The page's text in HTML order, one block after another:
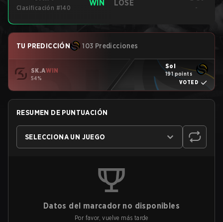
Clasificación #140
WIN LOSE
-
TU PREDICCIÓN 103 Predicciones
SK.AWIN
54%
Sol
191 points
VOTED
RESUMEN DE PUNTUACIÓN
SELECCIONA UN JUEGO
Datos del marcador no disponibles
Por favor, vuelve más tarde